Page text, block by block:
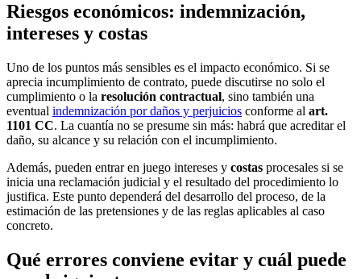
Riesgos económicos: indemnización,
intereses y costas
Uno de los puntos más sensibles es el impacto económico. Si se
aprecia incumplimiento de contrato, puede discutirse no solo el
cumplimiento o la resolución contractual, sino también una
eventual indemnización por daños y perjuicios conforme al art.
1101 CC. La cuantía no se presume sin más: habrá que acreditar el
daño, su alcance y su relación con el incumplimiento.
Además, pueden entrar en juego intereses y costas procesales si se
inicia una reclamación judicial y el resultado del procedimiento lo
justifica. Este punto dependerá del desarrollo del proceso, de la
estimación de las pretensiones y de las reglas aplicables al caso
concreto.
Qué errores conviene evitar y cuál puede